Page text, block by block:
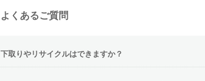
よくあるご質問
下取りやリサイクルはできますか？